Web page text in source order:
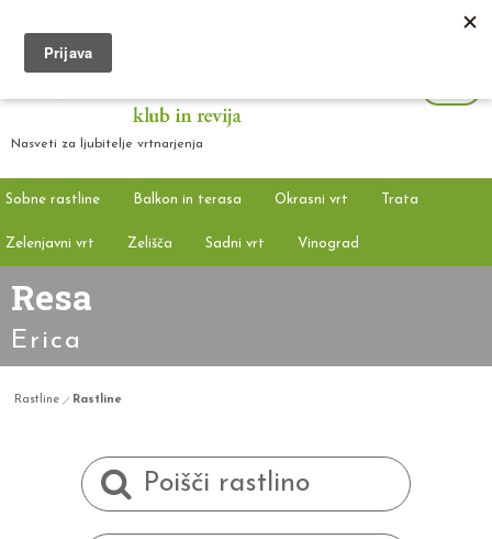
Nasveti za ljubitelje vrtnarjenja
Sobne rastline Balkon in terasa Okrasni vrt Trata
Zelenjavni vrt Zelišča Sadni vrt Vinograd
Resa
Erica
Rastline Rastline